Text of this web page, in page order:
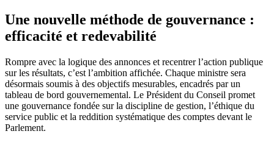
Une nouvelle méthode de gouvernance :
efficacité et redevabilité
Rompre avec la logique des annonces et recentrer l’action publique
sur les résultats, c’est l’ambition affichée. Chaque ministre sera
désormais soumis à des objectifs mesurables, encadrés par un
tableau de bord gouvernemental. Le Président du Conseil promet
une gouvernance fondée sur la discipline de gestion, l’éthique du
service public et la reddition systématique des comptes devant le
Parlement.